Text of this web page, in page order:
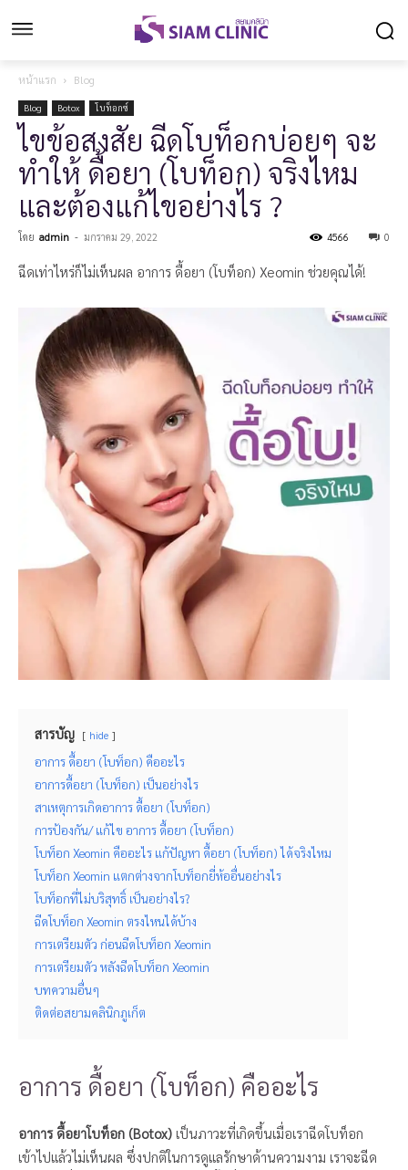
หน้าแรก Blog
Blog Botox โบท็อกซ์
ไขข้อสงสัย ฉีดโบท็อกบ่อยๆ จะ
ทำให้ ดื้อยา (โบท็อก) จริงไหม
และต้องแก้ไขอย่างไร ?
โดย admin - มกราคม 29, 2022 0
4566
ฉีดเท่าไหร่ก็ไม่เห็นผล อาการ ดื้อยา (โบท็อก) Xeomin ช่วยคุณได้!
สารบัญ hide
อาการ ดื้อยา (โบท็อก) คืออะไร
อาการดื้อยา (โบท็อก) เป็นอย่างไร
สาเหตุการเกิดอาการ ดื้อยา (โบท็อก)
การป้องกัน/ แก้ไข อาการ ดื้อยา (โบท็อก)
โบท็อก Xeomin คืออะไร แก้ปัญหา ดื้อยา (โบท็อก) ได้จริงไหม
โบท็อก Xeomin แตกต่างจากโบท็อกยี่ห้ออื่นอย่างไร
โบท็อกที่ไม่บริสุทธิ์ เป็นอย่างไร?
ฉีดโบท็อก Xeomin ตรงไหนได้บ้าง
การเตรียมตัว ก่อนฉีดโบท็อก Xeomin
การเตรียมตัว หลังฉีดโบท็อก Xeomin
บทความอื่นๆ
ติดต่อสยามคลินิกภูเก็ต
อาการ ดื้อยา (โบท็อก) คืออะไร
อาการ ดื้อยาโบท็อก (Botox) เป็นภาวะที่เกิดขึ้นเมื่อเราฉีดโบท็อก
เข้าไปแล้วไม่เห็นผล ซึ่งปกติในการดูแลรักษาด้านความงาม เราจะฉีด